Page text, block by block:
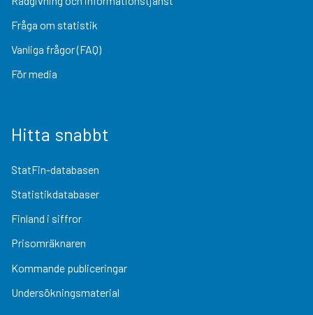
Fråga om statistik
Vanliga frågor (FAQ)
För media
Hitta snabbt
StatFin-databasen
Statistikdatabaser
Finland i siffror
Prisomräknaren
Kommande publiceringar
Undersökningsmaterial